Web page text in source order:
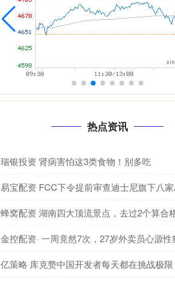
热点资讯
瑞银投资 肾病害怕这3类食物！别多吃
亿策略 库克赞中国开发者每天都在挑战极限